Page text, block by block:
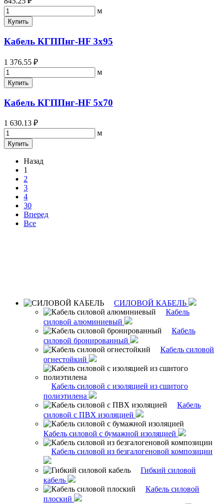
м
Купить
Кабель КГППнг-HF 3х95
1 376.55 ₽
м
Купить
Кабель КГППнг-HF 5х70
1 630.13 ₽
м
Купить
Назад
1
2
3
4
30
Вперед
Все
СИЛОВОЙ КАБЕЛЬ
Кабель
силовой алюминиевый
Кабель
силовой бронированный
Кабель силовой
огнестойкий
Кабель силовой с изоляцией из сшитого
полиэтилена
Кабель
силовой с ПВХ изоляцией
Кабель силовой с бумажной изоляцией
Кабель силовой из безгалогеновой композиции
Гибкий силовой
кабель
Кабель силовой
плоский